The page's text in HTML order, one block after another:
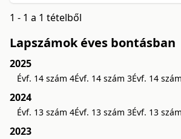
1 - 1 a 1 tételből
Lapszámok éves bontásban
2025
Évf. 14 szám 4Évf. 14 szám 3Évf. 14
2024
Évf. 13 szám 4Évf. 13 szám 3Évf. 13
2023